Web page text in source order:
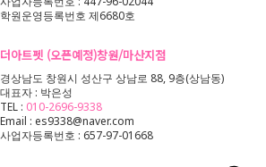
학원운영등록번호 제6680호
더아트펫 (오픈예정)창원/마산지점
경상남도 창원시 성산구 상남로 88, 9층(상남동)
대표자 : 박은성
TEL : 010-2696-9338
Email : es9338@naver.com
사업자등록번호 : 657-97-01668